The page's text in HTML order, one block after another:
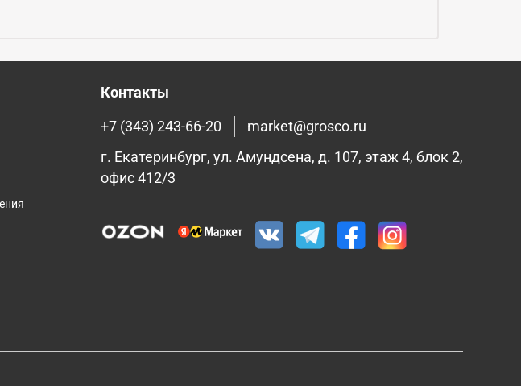
Контакты
+7 (343) 243-66-20
market@grosco.ru
г. Екатеринбург, ул. Амундсена, д. 107, этаж 4, блок 2,
офис 412/3